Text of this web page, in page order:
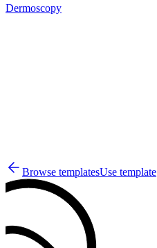
Dermoscopy
Browse templatesUse template